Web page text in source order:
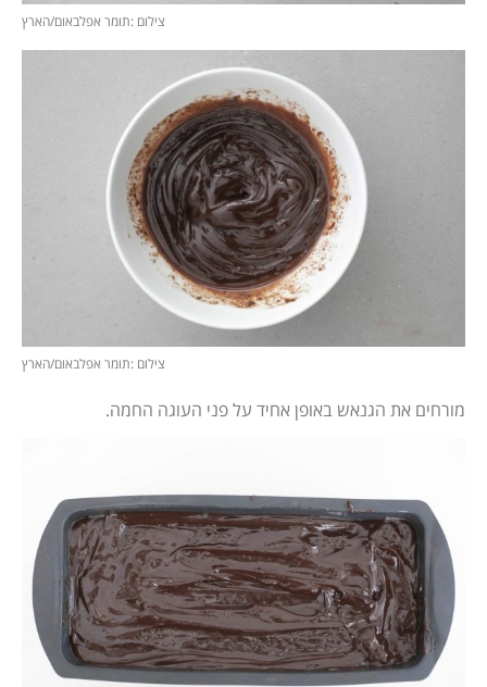
צילום :תומר אפלבאום/הארץ
צילום :תומר אפלבאום/הארץ
מורחים את הגנאש באופן אחיד על פני העוגה החמה.